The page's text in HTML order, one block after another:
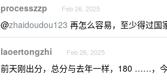
processzzp Feb 26, 2025
@zhaidoudou123 再怎么容易，至少得过国
laoertongzhi Feb 26, 2025
前天刚出分，总分与去年一样，180 ……，今